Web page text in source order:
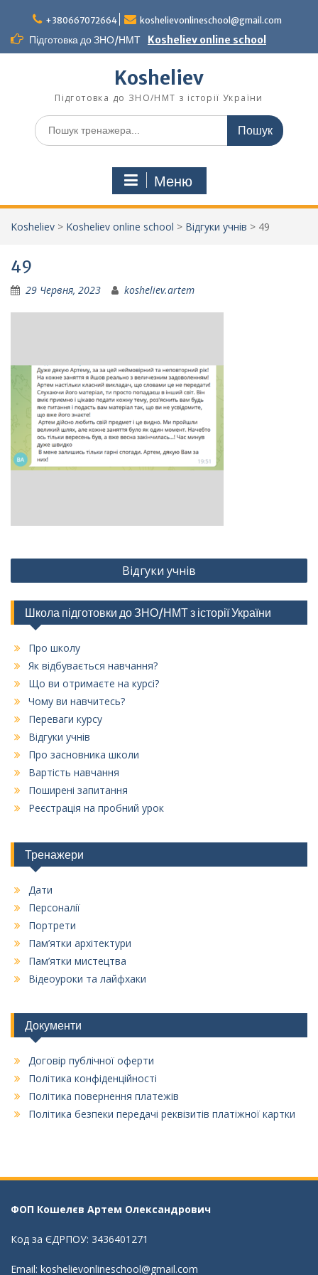
вмісту
+380667072664 koshelievonlineschool@gmail.com
Підготовка до ЗНО/НМТ Kosheliev online school
Kosheliev
Підготовка до ЗНО/НМТ з історії України
Шукати:
Меню
Kosheliev > Kosheliev online school > Відгуки учнів > 49
49
29 Червня, 2023 kosheliev.artem
Навігація
записів
Відгуки учнів
Школа підготовки до ЗНО/НМТ з історії України
Про школу
Як відбувається навчання?
Що ви отримаєте на курсі?
Чому ви навчитесь?
Переваги курсу
Відгуки учнів
Про засновника школи
Вартість навчання
Поширені запитання
Реєстрація на пробний урок
Тренажери
Дати
Персоналії
Портрети
Пам’ятки архітектури
Пам’ятки мистецтва
Відеоуроки та лайфхаки
Документи
Договір публічної оферти
Політика конфіденційності
Політика повернення платежів
Політика безпеки передачі реквізитів платіжної картки
ФОП Кошелєв Aртем Олександрович
Код за ЄДРПОУ: 3436401271
Email: koshelievonlineschool@gmail.com